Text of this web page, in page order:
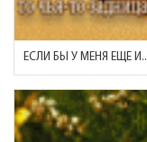
ЕСЛИ БЫ У МЕНЯ ЕЩЕ И..